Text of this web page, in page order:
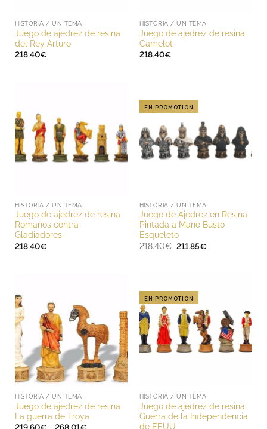
HISTORIA / UN TEMA
Juego de ajedrez de resina
del Rey Arturo
218.40€
HISTORIA / UN TEMA
Juego de ajedrez de resina
Camelot
218.40€
HISTORIA / UN TEMA
Juego de ajedrez de resina
Romanos contra
Gladiadores
218.40€
EN PROMOTION
HISTORIA / UN TEMA
Juego de Ajedrez en Resina
Pintada a Mano Busto
Esqueleto
218.40€ El
211.85€El
HISTORIA / UN TEMA
Juego de ajedrez de resina
La guerra de Troya
Rango
EN PROMOTION
HISTORIA / UN TEMA
Juego de ajedrez de resina
Guerra de la Independencia
de EEUU